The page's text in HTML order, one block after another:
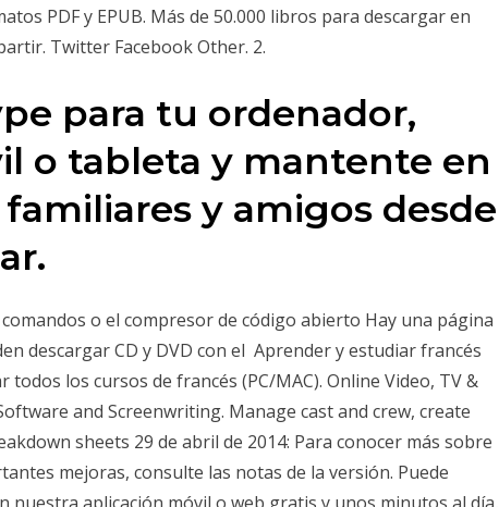
PDF y EPUB. Más de 50.000 libros para descargar en
Twitter Facebook Other. 2.
para tu ordenador,
o tableta y mantente en
y amigos desde
o el compresor de código abierto Hay una página
descargar CD y DVD con el Aprender y estudiar francés
todos los cursos de francés (PC/MAC). Online Video, TV &
and Screenwriting. Manage cast and crew, create
sheets 29 de abril de 2014: Para conocer más sobre
mejoras, consulte las notas de la versión. Puede